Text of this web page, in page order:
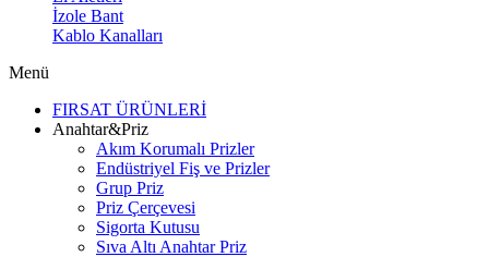
İzole Bant
Kablo Kanalları
Menü
FIRSAT ÜRÜNLERİ
Anahtar&Priz
Akım Korumalı Prizler
Endüstriyel Fiş ve Prizler
Grup Priz
Priz Çerçevesi
Sigorta Kutusu
Sıva Altı Anahtar Priz